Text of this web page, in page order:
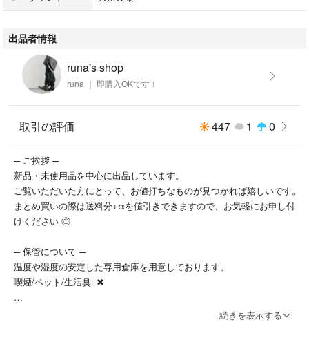
出品者情報
runa's shop
runa ｜ 即購入OKです！
取引の評価 447 1 0
─ ご挨拶 ─
新品・未使用品を中心に出品しています。
ご覧いただいた方にとって、お値打ちなものが見つかれば嬉しいです。
まとめ買いの際は送料分+αを値引きできますので、お気軽にお申し付
けください ◎
─ 保管について ─
温度や湿度の安定した専用倉庫を用意しております。
喫煙/ペット/生活臭: ✖
続きを表示する